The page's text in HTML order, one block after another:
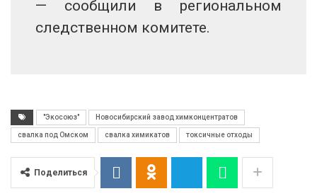
— сообщили в региональном
следственном комитете.
"Экосоюз" Новосибирский завод химконцентратов
свалка под Омском свалка химикатов токсичные отходы
Поделиться